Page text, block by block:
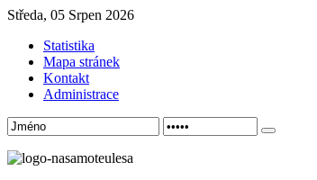
Středa, 05 Srpen 2026
Statistika
Mapa stránek
Kontakt
Administrace